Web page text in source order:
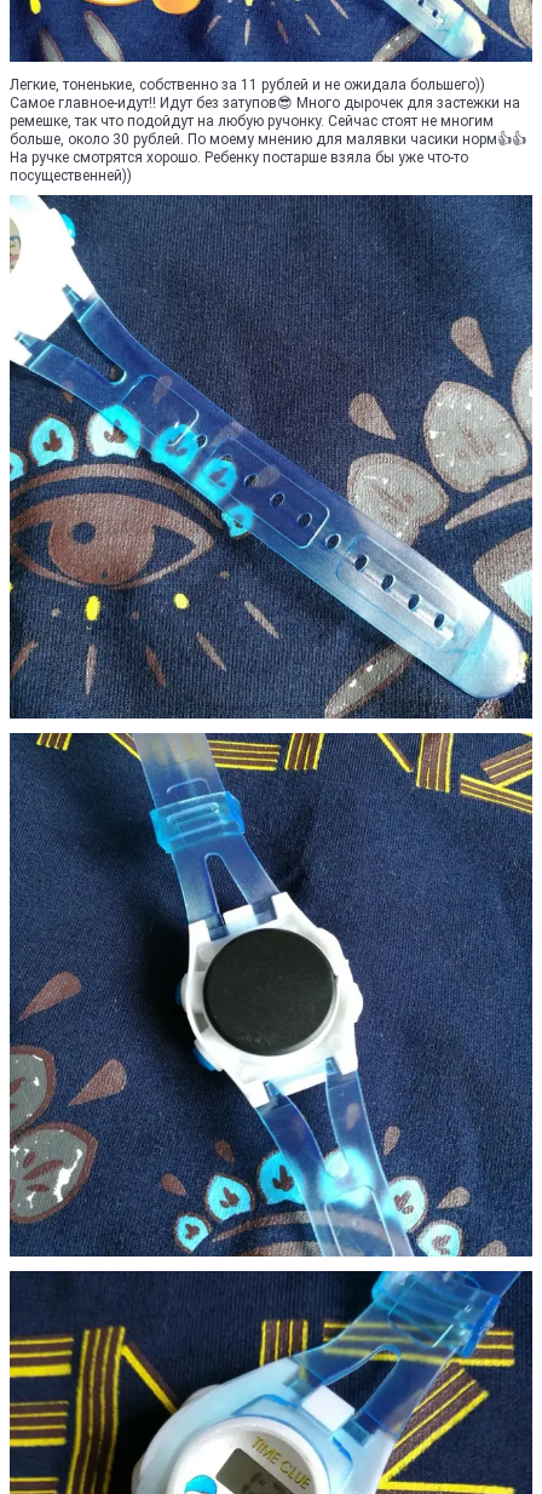
Легкие, тоненькие, собственно за 11 рублей и не ожидала большего))
Самое главное-идут!! Идут без затупов😎 Много дырочек для застежки на
ремешке, так что подойдут на любую ручонку. Сейчас стоят не многим
больше, около 30 рублей. По моему мнению для малявки часики норм👍👍
На ручке смотрятся хорошо. Ребенку постарше взяла бы уже что-то
посущественней))